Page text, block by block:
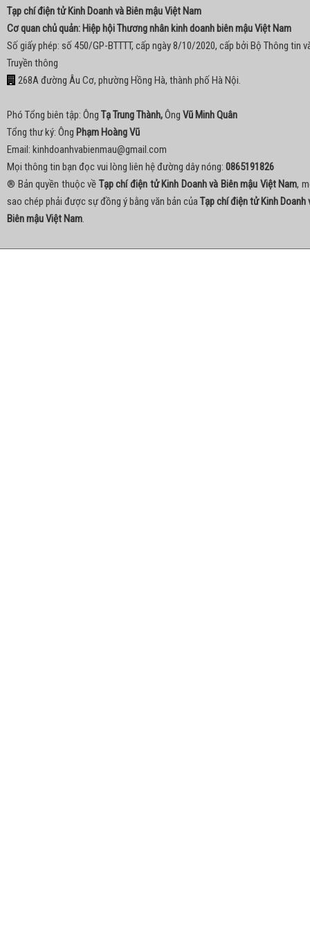
Tạp chí điện tử Kinh Doanh và Biên mậu Việt Nam
Cơ quan chủ quản: Hiệp hội Thương nhân kinh doanh biên mậu Việt Nam
Số giấy phép: số 450/GP-BTTTT, cấp ngày 8/10/2020, cấp bởi Bộ Thông tin
Truyền thông
268A đường Âu Cơ, phường Hồng Hà, thành phố Hà Nội.
Phó Tổng biên tập: Ông Tạ Trung Thành,Ông Vũ Minh Quân
Tổng thư ký: Ông Phạm Hoàng Vũ
Email: kinhdoanhvabienmau@gmail.com
Mọi thông tin bạn đọc vui lòng liên hệ đường dây nóng: 0865191826
® Bản quyền thuộc về Tạp chí điện tử Kinh Doanh và Biên mậu Việt Nam,
sao chép phải được sự đồng ý bằng văn bản củaTạp chí điện tử Kinh Doanh
Biên mậu Việt Nam.